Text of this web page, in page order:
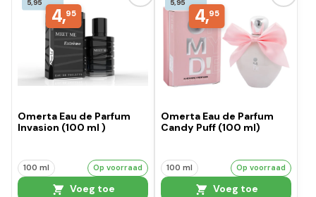
4,95
Omerta Eau de Parfum
Invasion (100 ml )
100 ml Op voorraad
Voeg toe
4,95
Omerta Eau de Parfum
Candy Puff (100 ml)
100 ml Op voorraad
Voeg toe